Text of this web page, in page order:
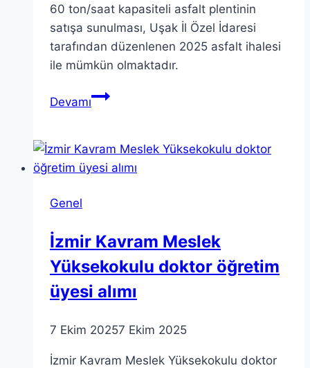
60 ton/saat kapasiteli asfalt plentinin
satışa sunulması, Uşak İl Özel İdaresi
tarafından düzenlenen 2025 asfalt ihalesi
ile mümkün olmaktadır.
DevamıUşak
Satışı
İlanı
Genel
İzmir Kavram Meslek
Yüksekokulu doktor öğretim
üyesi alımı
7 Ekim 20257 Ekim 2025
İzmir Kavram Meslek Yüksekokulu doktor